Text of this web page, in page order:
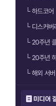
└하드코어
└디스커버
└20주년
└20주년
└해외 서버
미디어